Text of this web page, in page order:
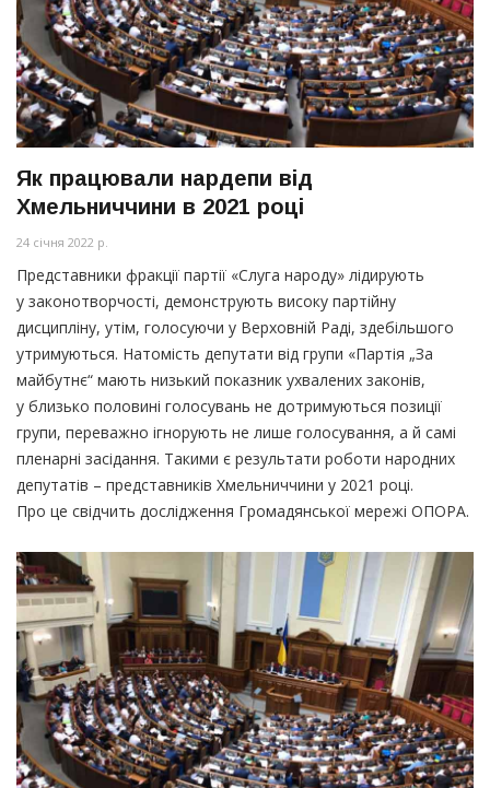
Як працювали нардепи від
Хмельниччини в 2021 році
24 січня 2022 р.
Представники фракції партії «Слуга народу» лідирують
у законотворчості, демонструють високу партійну
дисципліну, утім, голосуючи у Верховній Раді, здебільшого
утримуються. Натомість депутати від групи «Партія „За
майбутнє“ мають низький показник ухвалених законів,
у близько половині голосувань не дотримуються позиції
групи, переважно ігнорують не лише голосування, а й самі
пленарні засідання. Такими є результати роботи народних
депутатів – представників Хмельниччини у 2021 році.
Про це свідчить дослідження Громадянської мережі ОПОРА.